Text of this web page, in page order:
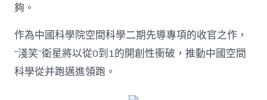
夠。
作為中國科學院空間科學二期先導專項的收官之作，
“淺笑”衛星將以從0到1的開創性衝破，推動中國空間
科學從并跑邁進領跑。